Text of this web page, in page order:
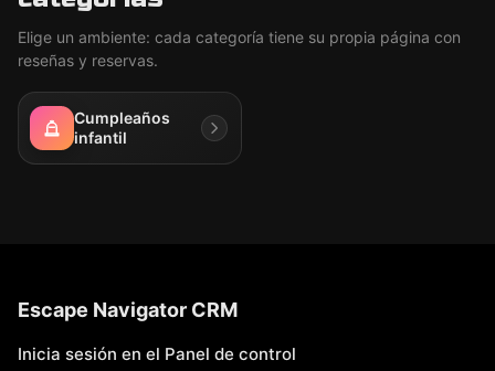
Elige un ambiente: cada categoría tiene su propia página con
reseñas y reservas.
Cumpleaños
infantil
Escape Navigator CRM
Inicia sesión en el Panel de control